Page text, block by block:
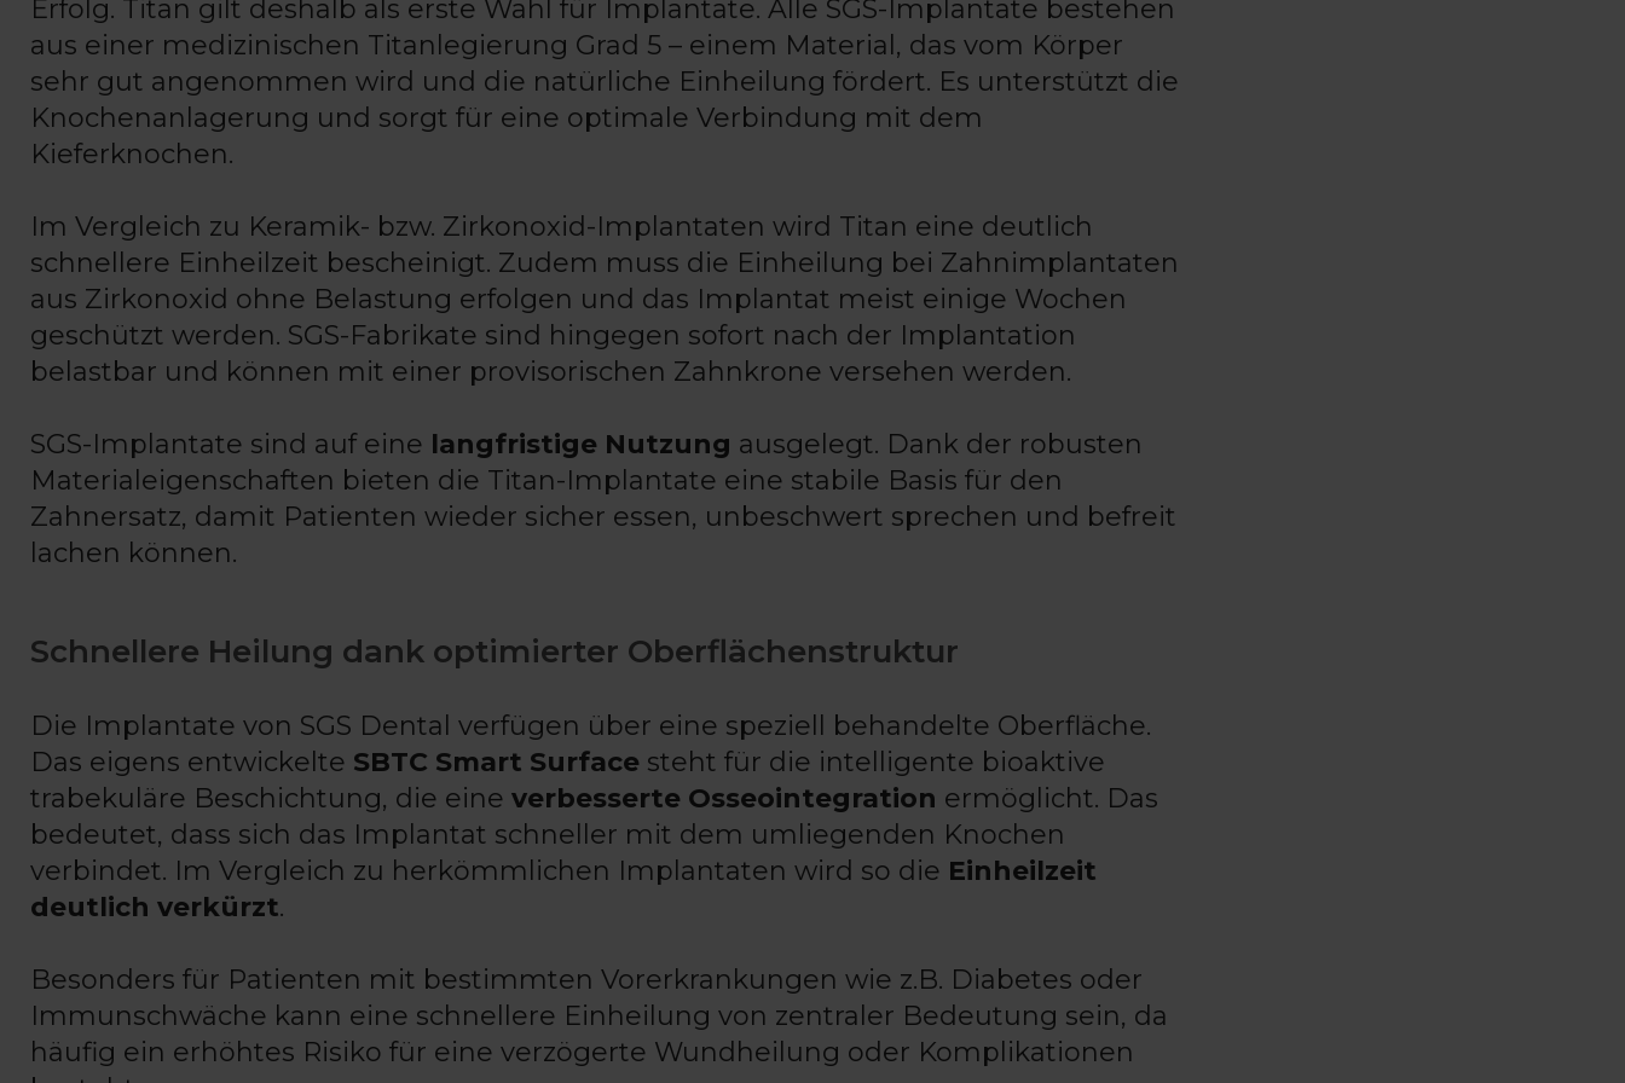
Erfolg. Titan gilt deshalb als erste Wahl für Implantate. Alle SGS-Implantate bestehen
aus einer medizinischen Titanlegierung Grad 5 – einem Material, das vom Körper
sehr gut angenommen wird und die natürliche Einheilung fördert. Es unterstützt die
Knochenanlagerung und sorgt für eine optimale Verbindung mit dem
Kieferknochen.
Im Vergleich zu Keramik- bzw. Zirkonoxid-Implantaten wird Titan eine deutlich
schnellere Einheilzeit bescheinigt. Zudem muss die Einheilung bei Zahnimplantaten
aus Zirkonoxid ohne Belastung erfolgen und das Implantat meist einige Wochen
geschützt werden. SGS-Fabrikate sind hingegen sofort nach der Implantation
belastbar und können mit einer provisorischen Zahnkrone versehen werden.
SGS-Implantate sind auf eine langfristige Nutzung ausgelegt. Dank der robusten
Materialeigenschaften bieten die Titan-Implantate eine stabile Basis für den
Zahnersatz, damit Patienten wieder sicher essen, unbeschwert sprechen und befreit
lachen können.
Schnellere Heilung dank optimierter Oberflächenstruktur
Die Implantate von SGS Dental verfügen über eine speziell behandelte Oberfläche.
Das eigens entwickelte SBTC Smart Surface steht für die intelligente bioaktive
trabekuläre Beschichtung, die eine verbesserte Osseointegration ermöglicht. Das
bedeutet, dass sich das Implantat schneller mit dem umliegenden Knochen
verbindet. Im Vergleich zu herkömmlichen Implantaten wird so die Einheilzeit
deutlich verkürzt.
Besonders für Patienten mit bestimmten Vorerkrankungen wie z.B. Diabetes oder
Immunschwäche kann eine schnellere Einheilung von zentraler Bedeutung sein, da
häufig ein erhöhtes Risiko für eine verzögerte Wundheilung oder Komplikationen